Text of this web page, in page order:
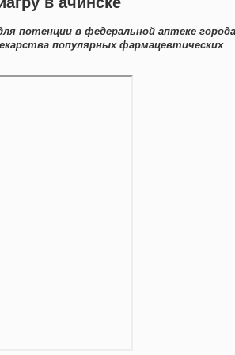
потенции в федеральной аптеке города
популярных фармацевтических